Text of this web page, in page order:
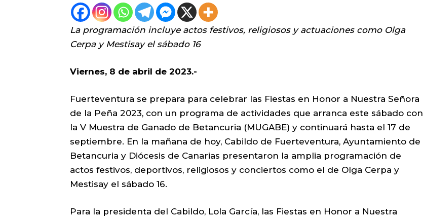
La programación incluye actos festivos, religiosos y actuaciones como Olga
Cerpa y Mestisay el sábado 16
Viernes, 8 de abril de 2023.-
Fuerteventura se prepara para celebrar las Fiestas en Honor a Nuestra Señora
de la Peña 2023, con un programa de actividades que arranca este sábado con
la V Muestra de Ganado de Betancuria (MUGABE) y continuará hasta el 17 de
septiembre. En la mañana de hoy, Cabildo de Fuerteventura, Ayuntamiento de
Betancuria y Diócesis de Canarias presentaron la amplia programación de
actos festivos, deportivos, religiosos y conciertos como el de Olga Cerpa y
Mestisay el sábado 16.
Para la presidenta del Cabildo, Lola García, las Fiestas en Honor a Nuestra